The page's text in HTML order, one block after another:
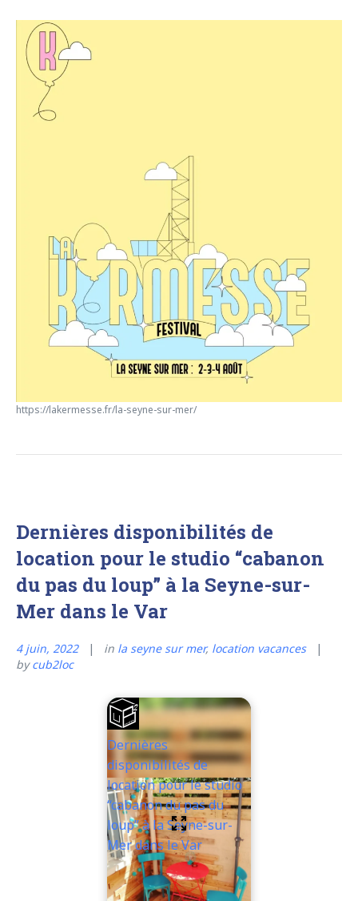
https://lakermesse.fr/la-seyne-sur-mer/
Dernières disponibilités de
location pour le studio “cabanon
du pas du loup” à la Seyne-sur-
Mer dans le Var
4 juin, 2022 in la seyne sur mer, location vacances
bycub2loc
Dernières
disponibilités de
location pour le studio
“cabanon du pas du
loup” à la Seyne-sur-
Mer dans le Var